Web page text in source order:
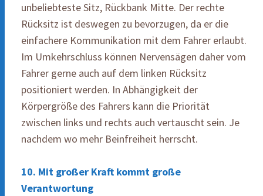
unbeliebteste Sitz, Rückbank Mitte. Der rechte
Rücksitz ist deswegen zu bevorzugen, da er die
einfachere Kommunikation mit dem Fahrer erlaubt.
Im Umkehrschluss können Nervensägen daher vom
Fahrer gerne auch auf dem linken Rücksitz
positioniert werden. In Abhängigkeit der
Körpergröße des Fahrers kann die Priorität
zwischen links und rechts auch vertauscht sein. Je
nachdem wo mehr Beinfreiheit herrscht.
10. Mit großer Kraft kommt große
Verantwortung